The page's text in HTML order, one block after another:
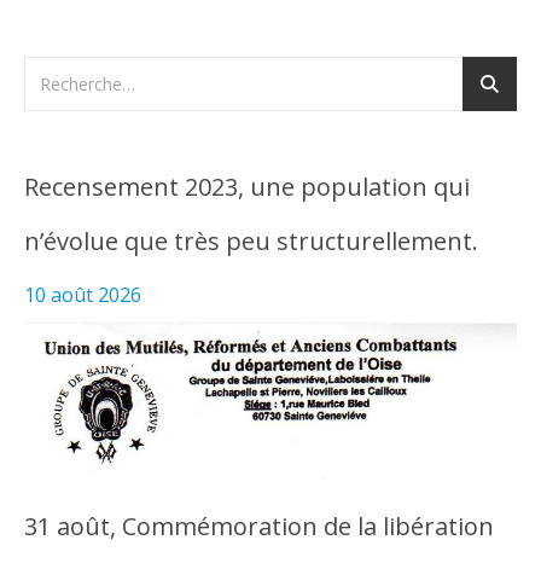
Recensement 2023, une population qui
n’évolue que très peu structurellement.
10 août 2026
31 août, Commémoration de la libération